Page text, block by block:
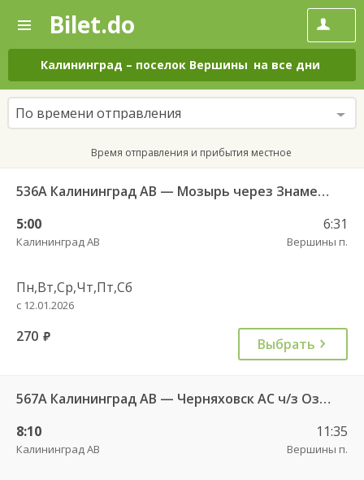
—
Поиск
и
покупка
билетов
на
автобус
онлайн
Bilet.do
Калининград – поселок Вершины на все дни
По времени отправления
Время отправления и прибытия местное
536А Калининград АВ — Мозырь через Знаменск
5:00
Калининград АВ
6:31
Вершины п.
Пн,Вт,Ср,Чт,Пт,Сб
с 12.01.2026
270 руб. Выбрать
567А Калининград АВ — Черняховск АС ч/з Озерки п., Правдинск КДП, Железнодорожный КДП
8:10
Калининград АВ
11:35
Вершины п.